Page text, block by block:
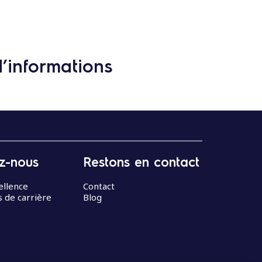
nous
de carrière
Restons en contact
Contact
Blog